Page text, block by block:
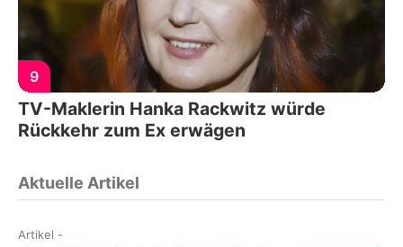
9
TV-Maklerin Hanka Rackwitz würde
Rückkehr zum Ex erwägen
Aktuelle Artikel
Artikel -